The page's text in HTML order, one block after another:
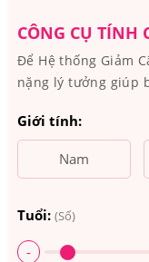
CÔNG CỤ TÍNH
Để Hệ thống Giảm
nặng lý tưởng giúp
Giới tính:
Nam
Tuổi: (Số)
-